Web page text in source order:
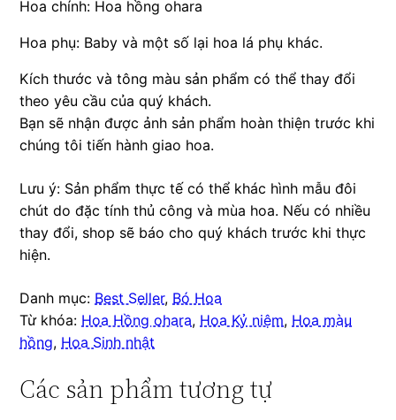
Hoa chính: Hoa hồng ohara
Hoa phụ: Baby và một số lại hoa lá phụ khác.
Kích thước và tông màu sản phẩm có thể thay đổi
theo yêu cầu của quý khách.
Bạn sẽ nhận được ảnh sản phẩm hoàn thiện trước khi
chúng tôi tiến hành giao hoa.
Lưu ý: Sản phẩm thực tế có thể khác hình mẫu đôi
chút do đặc tính thủ công và mùa hoa. Nếu có nhiều
thay đổi, shop sẽ báo cho quý khách trước khi thực
hiện.
Danh mục: Best Seller, Bó Hoa
Từ khóa: Hoa Hồng ohara, Hoa Kỷ niệm, Hoa màu
hồng, Hoa Sinh nhật
Các sản phẩm tương tự